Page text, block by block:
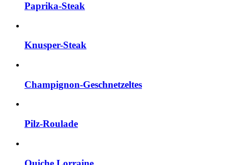
Paprika-Steak
Knusper-Steak
Champignon-Geschnetzeltes
Pilz-Roulade